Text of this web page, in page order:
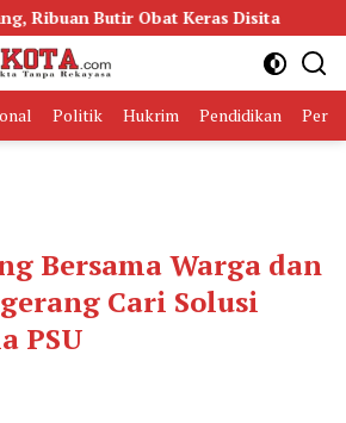
Obat Keras Disita Buruan
Politik Hukrim Pendidikan
Bersama Warga dan
Cari Solusi
PSU